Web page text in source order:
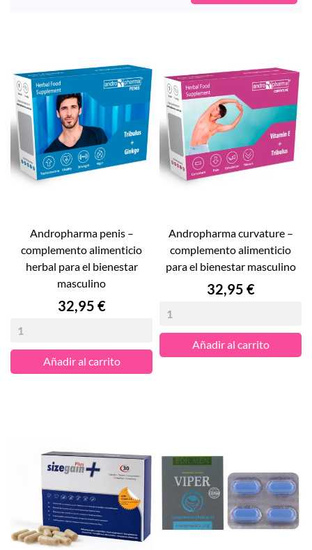
andropharma penis –
complemento alimenticio
herbal para el bienestar
masculino
Precio
32,95 €
Añadir al carrito
andropharma curvature –
complemento alimenticio
para el bienestar masculino
Precio
32,95 €
Añadir al carrito